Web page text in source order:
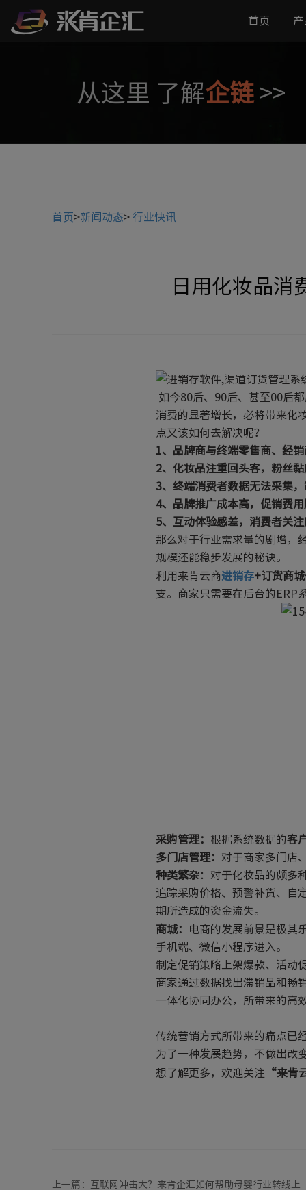
首页
从这里 了解企链 >>
首页>新闻动态> 行业快讯
日用化妆品消
如今80后、90后、甚至00后
消费的显著增长，必将带来化
点又该如何去解决呢？
1 、品牌商与终端零售商、经
2、化妆品注重回头客，粉丝
3、终端消费者数据无法采集
4、品牌推广成本高，促销费
5、互动体验感差，消费者关
那么对于行业需求量的剧增，
规模还能稳步发展的秘诀。
利用来肯云商进销存+订货商
支。商家只需要在后台的ERP
采购管理： 根据系统数据的客
多门店管理： 对于商家多门店
种类繁杂：对于化妆品的颇多
追踪采购价格、预警补货、自
期所造成的资金流失。
商城：
电商的发展前景是极其
手机端、微信小程序进入。
制定促销策略上架爆款、活动
商家通过数据找出滞销品和畅
一体化协同办公，所带来的高
传统营销方式所带来的痛点已
为了一种发展趋势，不做出改
想了解更多，欢迎关注 “来肯
上一篇： 互联网冲击大？来肯企汇如何帮助母婴行业转线上